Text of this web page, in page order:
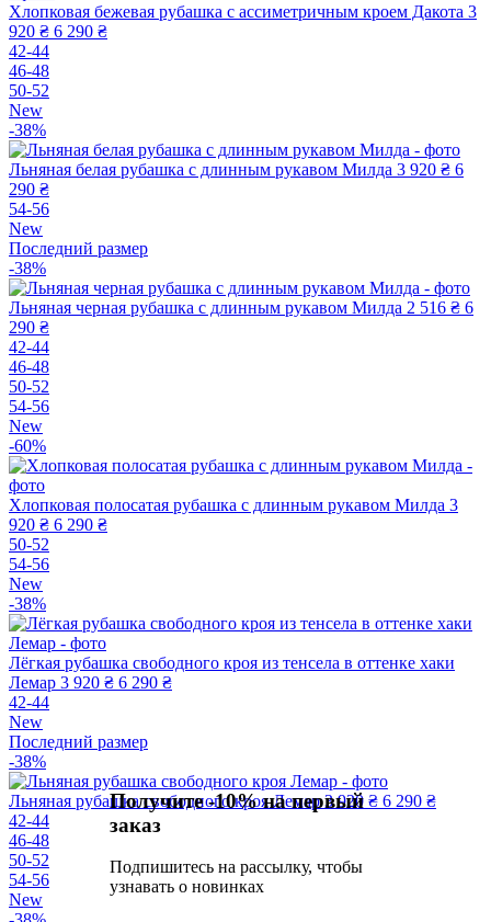
Хлопковая бежевая рубашка с ассиметричным кроем Дакота 3
920 ₴ 6 290 ₴
42-44
46-48
50-52
New
-38%
Льняная белая рубашка с длинным рукавом Милда 3 920 ₴ 6
290 ₴
54-56
New
Последний размер
-38%
Льняная черная рубашка с длинным рукавом Милда 2 516 ₴ 6
290 ₴
42-44
46-48
50-52
54-56
New
-60%
Хлопковая полосатая рубашка с длинным рукавом Милда 3
920 ₴ 6 290 ₴
50-52
54-56
New
-38%
Лёгкая рубашка свободного кроя из тенсела в оттенке хаки
Лемар 3 920 ₴ 6 290 ₴
42-44
New
Последний размер
-38%
Льняная рубашка свободного кроя Лемар 3 920 ₴ 6 290 ₴
42-44
46-48
50-52
54-56
New
Получите -10% на первый
заказ
Подпишитесь на рассылку, чтобы
узнавать о новинках